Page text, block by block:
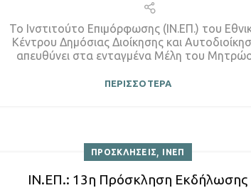
Το Ινστιτούτο Επιμόρφωσης (ΙΝ.ΕΠ.) του
Κέντρου Δημόσιας Διοίκησης και
απευθύνει στα ενταγμένα Μέλη του
ΠΕΡΙΣΣΟΤΕΡΑ
ΠΡΟΣΚΛΗΣΕΙΣ ΙΝΕΠ
ΙΝ.ΕΠ.: 13η Πρόσκληση Εκδήλωσης